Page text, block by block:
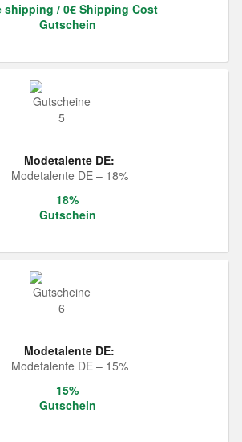
shipping / 0€ Shipping Cost
Gutschein
Modetalente DE:
Modetalente DE – 18%
18%
Gutschein
Modetalente DE:
Modetalente DE – 15%
15%
Gutschein